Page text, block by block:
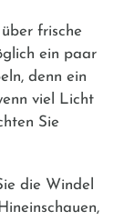
frische
ein paar
denn ein
viel Licht
Sie
die Windel